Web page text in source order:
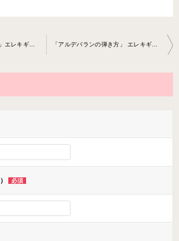
「アルデバランの弾き方」エレキギター教室 2022-1-27-no002 0-〜061 「アルデバランの弾き方」 エレキギター教室 2022-2-10-no0020-0061
必須